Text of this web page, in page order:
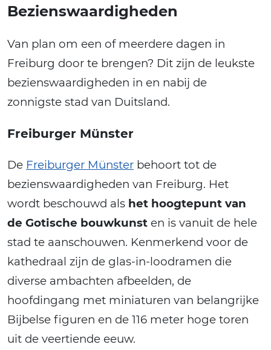
Bezienswaardigheden
Van plan om een of meerdere dagen in
Freiburg door te brengen? Dit zijn de leukste
bezienswaardigheden in en nabij de
zonnigste stad van Duitsland.
Freiburger Münster
De Freiburger Münster behoort tot de
bezienswaardigheden van Freiburg. Het
wordt beschouwd als het hoogtepunt van
de Gotische bouwkunst en is vanuit de hele
stad te aanschouwen. Kenmerkend voor de
kathedraal zijn de glas-in-loodramen die
diverse ambachten afbeelden, de
hoofdingang met miniaturen van belangrijke
Bijbelse figuren en de 116 meter hoge toren
uit de veertiende eeuw.